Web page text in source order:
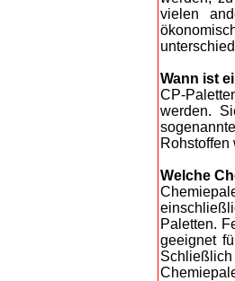
vielen
Wann ist
CP-
werden.
Welche
Paletten.
geeignet